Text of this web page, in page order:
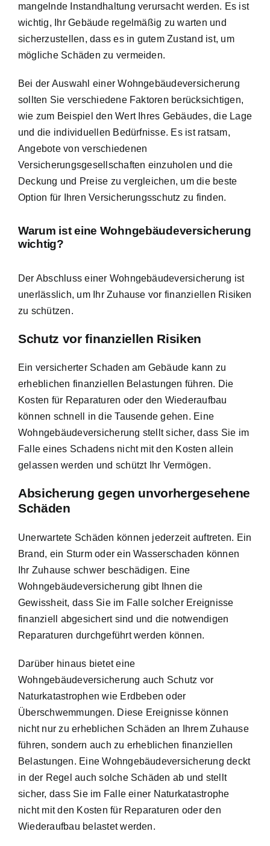
mangelnde Instandhaltung verursacht werden. Es ist
wichtig, Ihr Gebäude regelmäßig zu warten und
sicherzustellen, dass es in gutem Zustand ist, um
mögliche Schäden zu vermeiden.
Bei der Auswahl einer Wohngebäudeversicherung
sollten Sie verschiedene Faktoren berücksichtigen,
wie zum Beispiel den Wert Ihres Gebäudes, die Lage
und die individuellen Bedürfnisse. Es ist ratsam,
Angebote von verschiedenen
Versicherungsgesellschaften einzuholen und die
Deckung und Preise zu vergleichen, um die beste
Option für Ihren Versicherungsschutz zu finden.
Warum ist eine Wohngebäudeversicherung
wichtig?
Der Abschluss einer Wohngebäudeversicherung ist
unerlässlich, um Ihr Zuhause vor finanziellen Risiken
zu schützen.
Schutz vor finanziellen Risiken
Ein versicherter Schaden am Gebäude kann zu
erheblichen finanziellen Belastungen führen. Die
Kosten für Reparaturen oder den Wiederaufbau
können schnell in die Tausende gehen. Eine
Wohngebäudeversicherung stellt sicher, dass Sie im
Falle eines Schadens nicht mit den Kosten allein
gelassen werden und schützt Ihr Vermögen.
Absicherung gegen unvorhergesehene
Schäden
Unerwartete Schäden können jederzeit auftreten. Ein
Brand, ein Sturm oder ein Wasserschaden können
Ihr Zuhause schwer beschädigen. Eine
Wohngebäudeversicherung gibt Ihnen die
Gewissheit, dass Sie im Falle solcher Ereignisse
finanziell abgesichert sind und die notwendigen
Reparaturen durchgeführt werden können.
Darüber hinaus bietet eine
Wohngebäudeversicherung auch Schutz vor
Naturkatastrophen wie Erdbeben oder
Überschwemmungen. Diese Ereignisse können
nicht nur zu erheblichen Schäden an Ihrem Zuhause
führen, sondern auch zu erheblichen finanziellen
Belastungen. Eine Wohngebäudeversicherung deckt
in der Regel auch solche Schäden ab und stellt
sicher, dass Sie im Falle einer Naturkatastrophe
nicht mit den Kosten für Reparaturen oder den
Wiederaufbau belastet werden.